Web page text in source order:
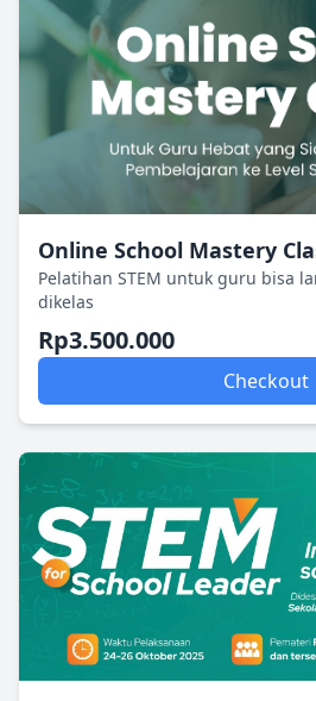
Online School Mastery
Pelatihan STEM untuk guru bisa
dikelas
Rp3.500.000
Checkout